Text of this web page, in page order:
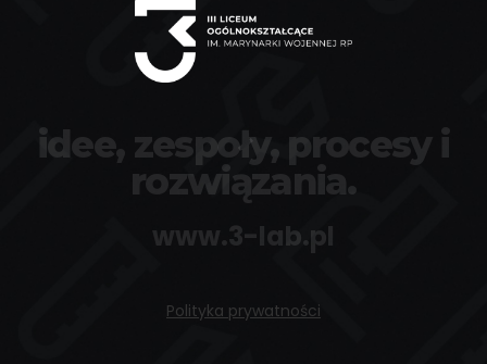
idee, zespoły, procesy i
rozwiązania.
www.3-lab.pl
Polityka prywatności